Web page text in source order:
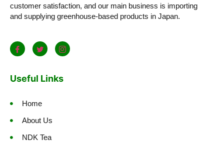
customer satisfaction, and our main business is importing
and supplying greenhouse-based products in Japan.
Useful Links
Home
About Us
NDK Tea